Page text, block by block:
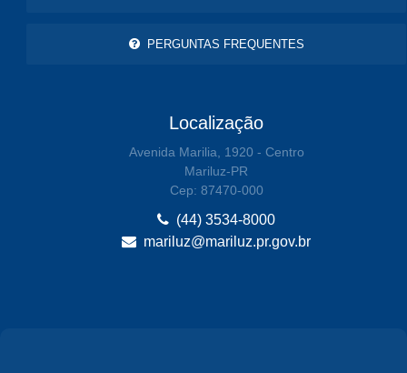
PERGUNTAS FREQUENTES
Localização
Avenida Marilia, 1920 - Centro
Mariluz-PR
Cep: 87470-000
(44) 3534-8000
mariluz@mariluz.pr.gov.br